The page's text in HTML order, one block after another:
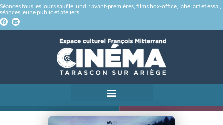
Séances tous les jours sauf le lundi : avant-premières, films box-office, label art et essai,
séances jeune public et ateliers.